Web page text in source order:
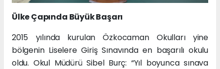
Ülke Çapında Büyük Başarı
2015 yılında kurulan Özkocaman Okulları yine
bölgenin Liselere Giriş Sınavında en başarılı okulu
oldu. Okul Müdürü Sibel Burç: “Yıl boyunca sınava